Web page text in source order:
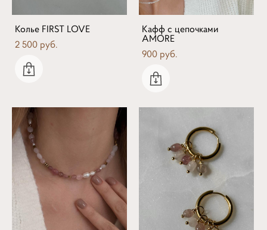
Колье FIRST LOVE
2 500 pуб.
Кафф с цепочками
AMORE
900 pуб.